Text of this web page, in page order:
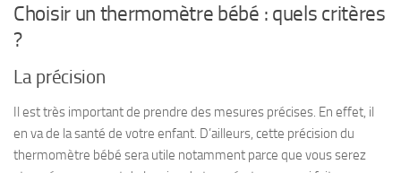
Choisir un thermomètre bébé : quels critères
?
La précision
Il est très important de prendre des mesures précises. En effet, il
en va de la santé de votre enfant. D’ailleurs, cette précision du
thermomètre bébé sera utile notamment parce que vous serez